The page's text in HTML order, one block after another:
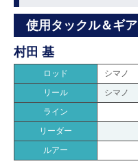
使用タックル＆ギア
村田 基
ロッド シマノ
リール
シマノ
ライン
リーダー
ルアー